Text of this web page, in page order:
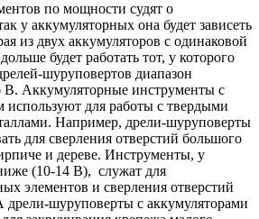
по мощности судят о
у аккумуляторных она будет зависеть
из двух аккумуляторов с одинаковой
будет работать тот, у которого
шуруповертов диапазон
В. Аккумуляторные инструменты с
для работы с твердыми
Например, дрели-шуруповерты
для сверления отверстий большого
и дереве. Инструменты, у
(10-14 В), служат для
элементов и сверления отверстий
шуруповерты с аккумуляторами